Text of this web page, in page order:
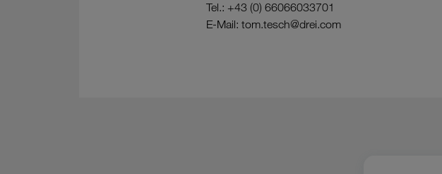
Tel.: +43 (0) 66066033701
E-Mail: tom.tesch@drei.com